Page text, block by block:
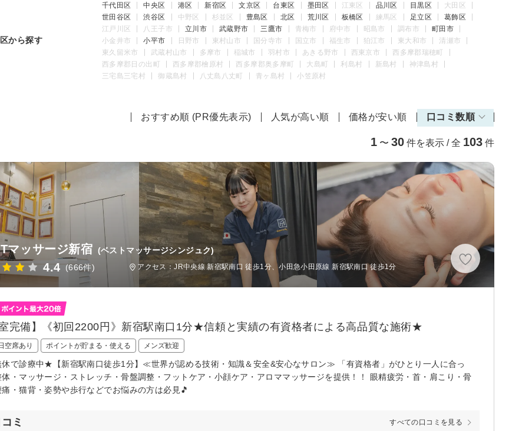
から探す
千代田区 中央区 港区 新宿区 文京区 台東区 墨田区 江東区 品川区 目黒区
大田区
世田谷区
渋谷区 中野区 杉並区 豊島区 北区 荒川区 板橋区 練馬区 足立区
葛飾区
江戸川区
八王子市 立川市 武蔵野市 三鷹市 青梅市 府中市 昭島市 調布市
町田市
小金井市
小平市 日野市 東村山市 国分寺市 国立市 福生市 狛江市 東大和市
清瀬市
東久留米市
武蔵村山市 多摩市 稲城市 羽村市 あきる野市 西東京市
西多摩郡瑞穂町
西多摩郡日の出町
西多摩郡檜原村 西多摩郡奥多摩町 大島町 利島村 新島村
神津島村
三宅島三宅村
御蔵島村 八丈島八丈町 青ヶ島村 小笠原村
おすすめ順 (PR優先表示) 人気が高い順 価格が安い順 口コミ数順
1 〜 30 件を表示 / 全 103 件
マッサージ新宿 (ベストマッサージシンジュク)
4.4 (666件) アクセス：JR中央線 新宿駅南口 徒歩1分、小田急小田原線 新宿駅南口 徒歩1分
室完備】《初回2200円》新宿駅南口1分★信頼と実績の有資格者による高品質な施術★
空席あり ポイントが貯まる・使える メンズ歓迎
休で診療中★【新宿駅南口徒歩1分】≪世界が認める技術・知識＆安全&安心なサロン≫ 「有資格者」がひとり一人に合っ
体・マッサージ・ストレッチ・骨盤調整・フットケア・小顔ケア・アロママッサージを提供！！ 眼精疲労・首・肩こり・骨
・猫背・姿勢や歩行などでお悩みの方は必見🎵
ミ すべての口コミを見る